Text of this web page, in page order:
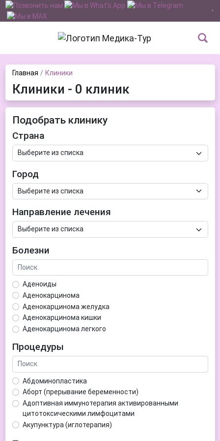
Главная Клиники
Клиники - 0 клиник
Подобрать клинику
Страна
Город
Направление лечения
Болезни
Аденоиды
Аденокарцинома
Аденокарцинома желудка
Аденокарцинома кишки
Аденокарцинома легкого
Аденома гипофиза
Аденома простаты
Аденома щитовидной железы
Аденомиоз
Адентия
Азооспермия
Акне (угри)
Алкоголизм
Процедуры
Абдоминопластика
Аборт (прерывание беременности)
Адоптивная иммунотерапия активированными
цитотоксическими лимфоцитами
Акупунктура (иглотерапия)